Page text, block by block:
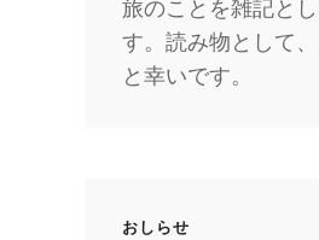
旅のことを雑記と
す。読み物として
と幸いです。
おしらせ